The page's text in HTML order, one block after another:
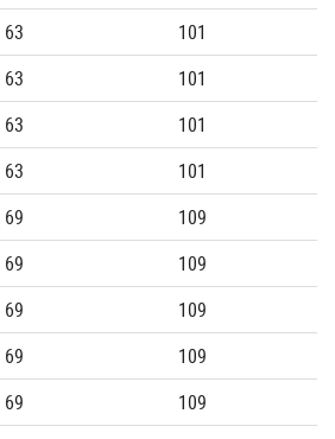
63
101
63
101
63
101
63
101
69
109
69
109
69
109
69
109
69
109